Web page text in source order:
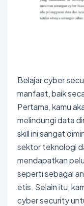
Belajar cyber
manfaat, baik
Pertama, kamu
melindungi data
skill ini sangat
sektor teknologi
mendapatkan
seperti sebagai
etis. Selain itu,
cyber security